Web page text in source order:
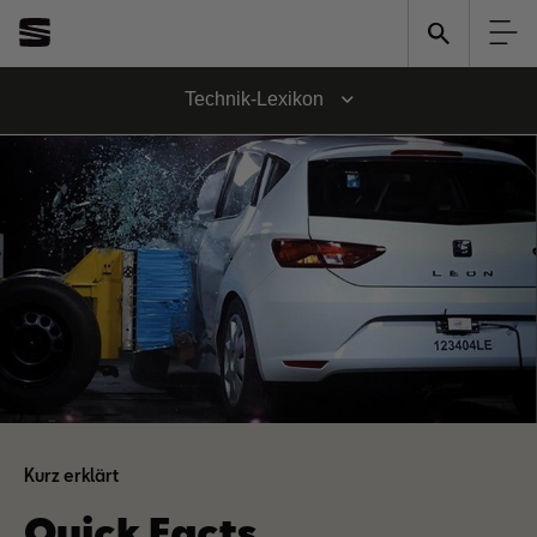
Technik-Lexikon
Kurz erklärt